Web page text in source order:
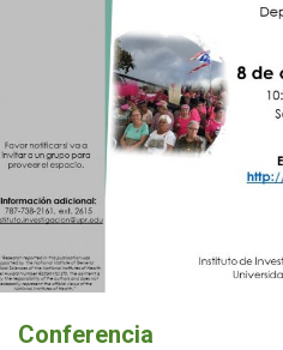
Conferencia